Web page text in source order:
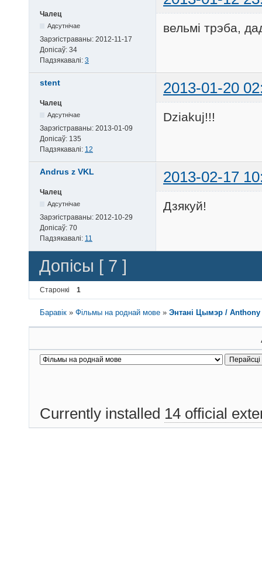
Чалец
Адсутнічае
Зарэгістраваны: 2012-11-17
Допісаў: 34
Падзякавалі: 3
вельмі трэба,
stent 2013-01-20
Чалец
Адсутнічае
Зарэгістраваны: 2013-01-09
Допісаў: 135
Падзякавалі: 12
Dziakuj!!!
Andrus z VKL 2013-02-17
Чалец
Адсутнічае
Зарэгістраваны: 2012-10-29
Допісаў: 70
Падзякавалі: 11
Дзякуй!
Допісы [ 7 ]
Старонкі 1
Баравік »Фільмы на роднай мове »Энтані Цымэр / Anthony
Currently installed 14 official